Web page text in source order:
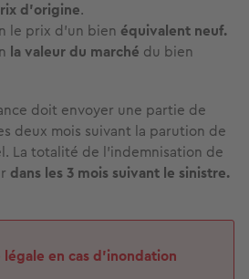
d’origine.
le prix d’un bien équivalent neuf.
la valeur du marché du bien
doit envoyer une partie de
deux mois suivant la parution de
La totalité de l’indemnisation de
dans les 3 mois suivant le sinistre.
légale en cas d’inondation